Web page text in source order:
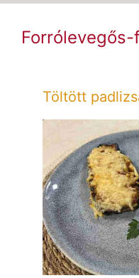
Töltött